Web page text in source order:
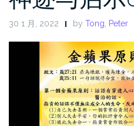
30 1 月, 2022 by Tong, Peter